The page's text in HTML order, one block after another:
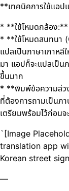
**เทคนิคการใช้แอป
* **ใช้โหมดกล้อง
* **ใช้โหมดสนทนา
แปลเป็นภาษาเกาห
มา แอปก็จะแปลเป็น
ขึ้นมาก
* **พิมพ์ข้อความล่ว
ที่ต้องการถามเป็นภา
เตรียมพร้อมไว้ก่อนจ
`[Image
translation app
Korean street
—